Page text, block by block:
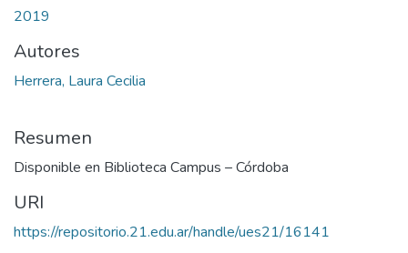
2019
Autores
Herrera, Laura Cecilia
Resumen
Disponible en Biblioteca Campus – Córdoba
URI
https://repositorio.21.edu.ar/handle/ues21/16141